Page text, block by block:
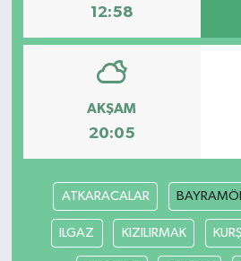
12:58
AKŞAM
20:05
ATKARACALAR
ILGAZ KIZILIRMAK